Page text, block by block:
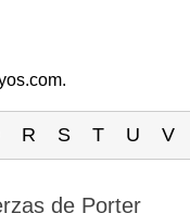
R S T U V
de Porter